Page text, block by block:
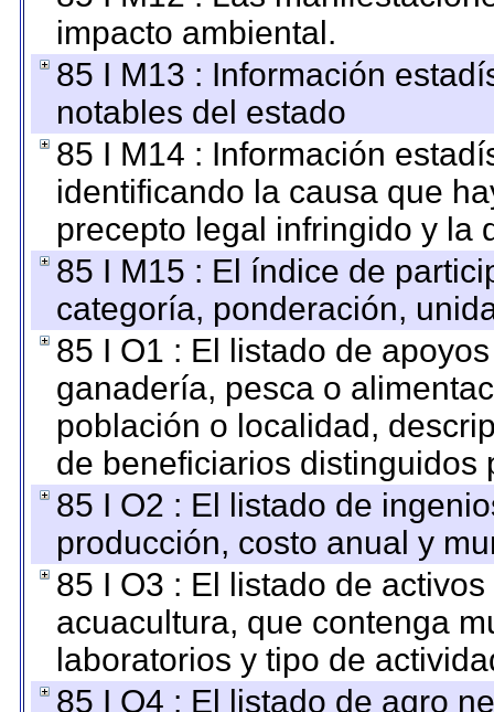
impacto ambiental.
85 I M13 : Información
notables del estado
85 I M14 : Información
identificando la causa que
precepto legal infringido y la
85 I M15 : El índice de
categoría, ponderación,
85 I O1 : El listado de
ganadería, pesca o
población o localidad,
de beneficiarios distinguidos
85 I O2 : El listado de
producción, costo anual y
85 I O3 : El listado de
acuacultura, que contenga
laboratorios y tipo de
85 I O4 : El listado de agro